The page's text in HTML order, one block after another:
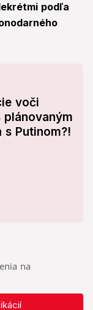
podľa
voči
plánovaným
Putinom?!
na